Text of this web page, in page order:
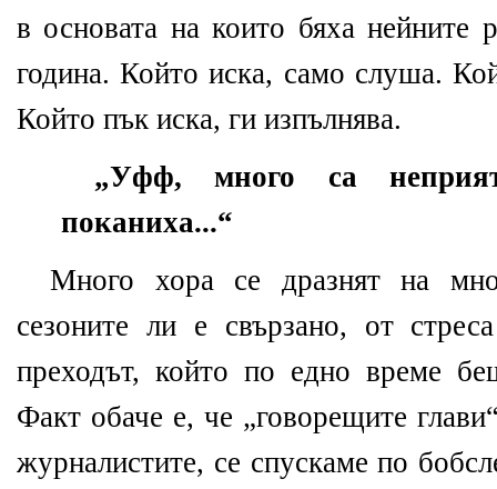
в основата на които бяха нейните
година. Който иска, само слуша.
Който пък иска, ги изпълнява.
„Уфф, много са
поканиха...“
Много хора се дразнят на
сезоните ли е свързано, от
преходът, който по едно време
Факт обаче е, че „говорещите
журналистите, се спускаме по